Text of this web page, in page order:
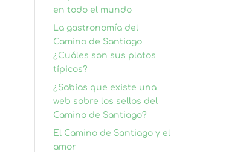
en todo el mundo
La gastronomía del
Camino de Santiago
¿Cuáles son sus platos
típicos?
¿Sabías que existe una
web sobre los sellos del
Camino de Santiago?
El Camino de Santiago y el
amor